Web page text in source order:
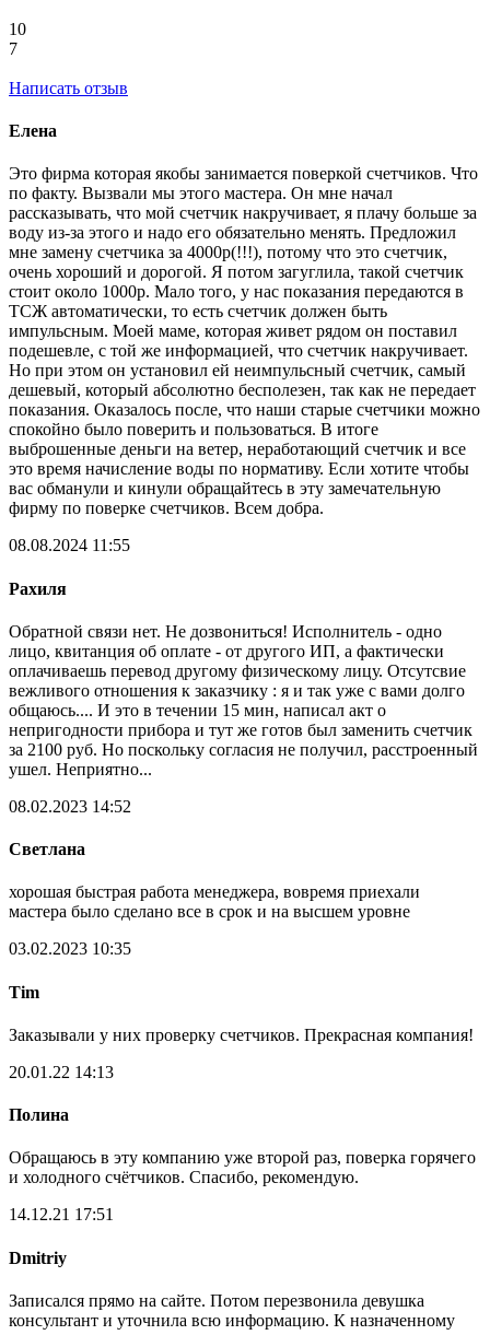
10
7
Написать отзыв
Елена
Это фирма которая якобы занимается поверкой счетчиков. Что
по факту. Вызвали мы этого мастера. Он мне начал
рассказывать, что мой счетчик накручивает, я плачу больше за
воду из-за этого и надо его обязательно менять. Предложил
мне замену счетчика за 4000р(!!!), потому что это счетчик,
очень хороший и дорогой. Я потом загуглила, такой счетчик
стоит около 1000р. Мало того, у нас показания передаются в
ТСЖ автоматически, то есть счетчик должен быть
импульсным. Моей маме, которая живет рядом он поставил
подешевле, с той же информацией, что счетчик накручивает.
Но при этом он установил ей неимпульсный счетчик, самый
дешевый, который абсолютно бесполезен, так как не передает
показания. Оказалось после, что наши старые счетчики можно
спокойно было поверить и пользоваться. В итоге
выброшенные деньги на ветер, неработающий счетчик и все
это время начисление воды по нормативу. Если хотите чтобы
вас обманули и кинули обращайтесь в эту замечательную
фирму по поверке счетчиков. Всем добра.
08.08.2024 11:55
Рахиля
Обратной связи нет. Не дозвониться! Исполнитель - одно
лицо, квитанция об оплате - от другого ИП, а фактически
оплачиваешь перевод другому физическому лицу. Отсутсвие
вежливого отношения к заказчику : я и так уже с вами долго
общаюсь.... И это в течении 15 мин, написал акт о
непригодности прибора и тут же готов был заменить счетчик
за 2100 руб. Но поскольку согласия не получил, расстроенный
ушел. Неприятно...
08.02.2023 14:52
Светлана
хорошая быстрая работа менеджера, вовремя приехали
мастера было сделано все в срок и на высшем уровне
03.02.2023 10:35
Tim
Заказывали у них проверку счетчиков. Прекрасная компания!
20.01.22 14:13
Полина
Обращаюсь в эту компанию уже второй раз, поверка горячего
и холодного счётчиков. Спасибо, рекомендую.
14.12.21 17:51
Dmitriy
Записался прямо на сайте. Потом перезвонила девушка
консультант и уточнила всю информацию. К назначенному